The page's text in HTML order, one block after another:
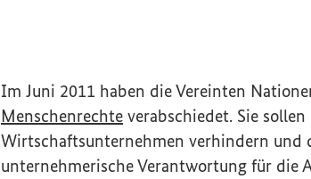
Im Juni 2011 haben die Vereinten
Menschenrechte(Externer Link)
verabschiedet. Sie
Wirtschaftsunternehmen verhindern
unternehmerische Verantwortung für die